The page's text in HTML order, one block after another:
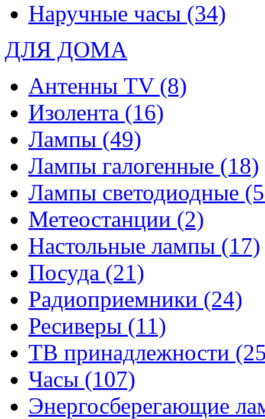
Наручные часы (34)
ДЛЯ ДОМА
Антенны TV (8)
Изолента (16)
Лампы (49)
Лампы галогенные (18)
Лампы светодиодные
Метеостанции (2)
Настольные лампы (17)
Посуда (21)
Радиоприемники (24)
Ресиверы (11)
ТВ принадлежности
Часы (107)
Энергосберегающие